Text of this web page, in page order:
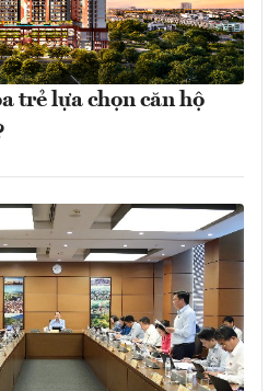
trẻ lựa chọn căn hộ